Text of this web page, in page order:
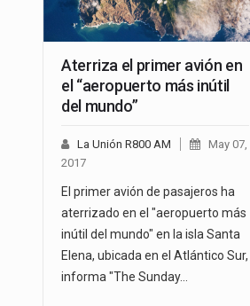
Aterriza el primer avión en
el “aeropuerto más inútil
del mundo”
La Unión R800 AM
May 07,
2017
El primer avión de pasajeros ha
aterrizado en el "aeropuerto más
inútil del mundo" en la isla Santa
Elena, ubicada en el Atlántico Sur,
informa "The Sunday…